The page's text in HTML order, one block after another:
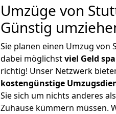
Umzüge von
Günstig
Sie planen einen Umzug
dabei möglichstviel Geld
richtig! Unser Netzwerk
kostengünstige
Sie sich um nichts anderes
Zuhause kümmern müssen.